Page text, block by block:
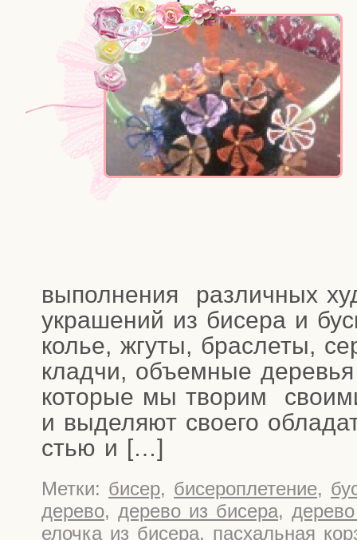
выпол­не­ния раз­лич­ных
укра­ше­ний из бисе­ра и
колье, жгу­ты, брас­ле­ты,
клад­чи, объ­ем­ные
кото­рые мы тво­рим
и выде­ля­ют сво­е­го
стью и […]
Метки: бисер, бисероплетение,
дерево, дерево из бисера,
елочка из бисера, пасхальная